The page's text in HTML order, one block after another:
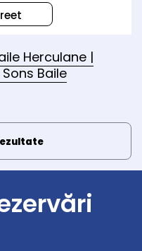
Herculane |
Baile